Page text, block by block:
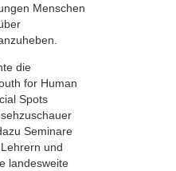
Menschen
die
for Human
Spots
Seminare
und
landesweite